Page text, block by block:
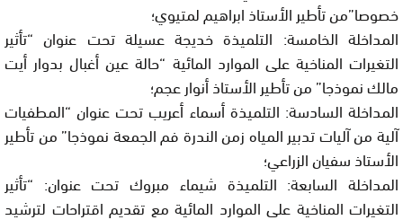
خصوصا”من تأطير الأستاذ ابراهيم لمتيوي؛
المداخلة الخامسة: التلميذة خديجة عسيلة تحت عنوان “تأثير
التغيرات المناخية على الموارد المائية “حالة عين أغبال بدوار أيت
مالك نموذجا” من تأطير الأستاذ أنوار عجم؛
المداخلة السادسة: التلميذة أسماء أعريب تحت عنوان “المطفيات
آلية من آليات تدبير المياه زمن الندرة فم الجمعة نموذجا” من تأطير
الأستاذ سفيان الزراعي؛
المداخلة السابعة: التلميذة شيماء مبروك تحت عنوان: “تأثير
التغيرات المناخية على الموارد المائية مع تقديم اقتراحات لترشيد